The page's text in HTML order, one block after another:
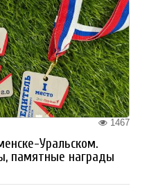
1467
Уральском.
памятные награды